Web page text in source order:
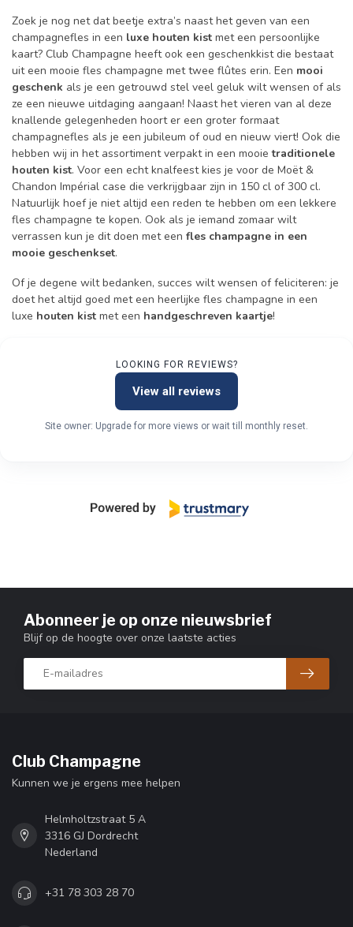
Zoek je nog net dat beetje extra’s naast het geven van een
champagnefles in een luxe houten kist met een persoonlijke
kaart? Club Champagne heeft ook een geschenkkist die bestaat
uit een mooie fles champagne met twee flûtes erin. Een mooi
geschenk als je een getrouwd stel veel geluk wilt wensen of als
ze een nieuwe uitdaging aangaan! Naast het vieren van al deze
knallende gelegenheden hoort er een groter formaat
champagnefles als je een jubileum of oud en nieuw viert! Ook die
hebben wij in het assortiment verpakt in een mooietraditionele
houten kist. Voor een echt knalfeest kies je voor de Moët &
Chandon Impérial case die verkrijgbaar zijn in 150 cl of 300 cl.
Natuurlijk hoef je niet altijd een reden te hebben om een lekkere
fles champagne te kopen. Ook als je iemand zomaar wilt
verrassen kun je dit doen met een fles champagne in een
mooie geschenkset.
Of je degene wilt bedanken, succes wilt wensen of feliciteren: je
doet het altijd goed met een heerlijke fles champagne in een
luxe houten kist met een handgeschreven kaartje!
LOOKING FOR REVIEWS?
View all reviews
Site owner: Upgrade for more views or wait till monthly reset.
Abonneer je op onze nieuwsbrief
Blijf op de hoogte over onze laatste acties
Club Champagne
Kunnen we je ergens mee helpen
Helmholtzstraat 5 A
3316 GJ Dordrecht
Nederland
+31 78 303 28 70